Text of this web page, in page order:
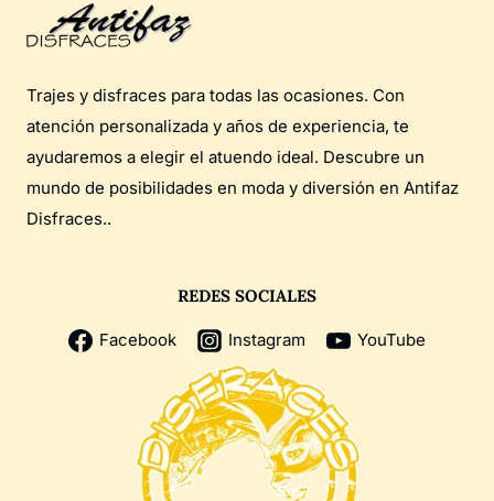
Trajes y disfraces para todas las ocasiones. Con
atención personalizada y años de experiencia, te
ayudaremos a elegir el atuendo ideal. Descubre un
mundo de posibilidades en moda y diversión en Antifaz
Disfraces..
REDES SOCIALES
Facebook Instagram YouTube